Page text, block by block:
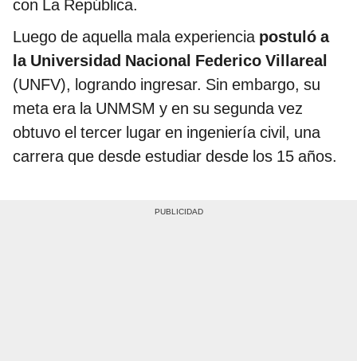
con La República.
Luego de aquella mala experiencia postuló a
la Universidad Nacional Federico Villareal
(UNFV), logrando ingresar. Sin embargo, su
meta era la UNMSM y en su segunda vez
obtuvo el tercer lugar en ingeniería civil, una
carrera que desde estudiar desde los 15 años.